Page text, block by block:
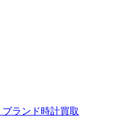
ブランド時計買取